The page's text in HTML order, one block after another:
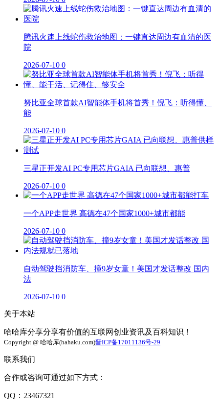
腾讯火速上线蛇伤救治地图：一键直达周边有血清的医
院
2026-07-10 0
努比亚全球首款AI智能体手机将首秀！倪飞：听得懂、
能
2026-07-10 0
三星正开发AI PC专用芯片GAIA 已向联想、惠普
2026-07-10 0
一个APP走世界 高德在47个国家1000+城市都能
2026-07-10 0
自动驾驶挡消防车、撞9岁女童！美国才发话整改 国内
法
2026-07-10 0
关于本站
哈哈库分享分享有价值的互联网创业资讯及百科知识！
Copyright @ 哈哈库(hahaku.com)晋ICP备17011136号-29
联系我们
合作或咨询可通过如下方式：
QQ：23467321